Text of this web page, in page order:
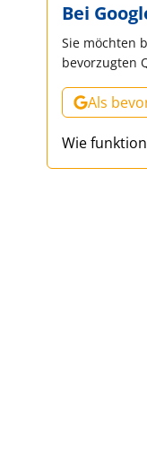
Bei
Sie möchten
bevorzugten
Als
Wie